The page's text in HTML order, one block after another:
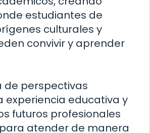
estudiantes de
culturales y
convivir y aprender
de perspectivas
experiencia educativa y
futuros profesionales
atender de manera